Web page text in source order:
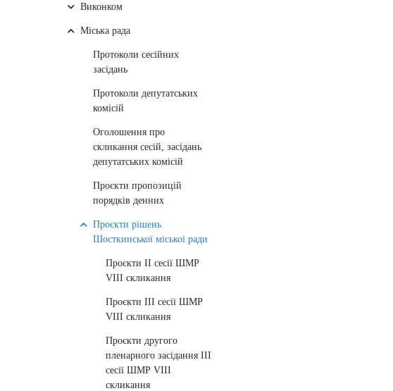
Виконком
Міська рада
Протоколи сесійних
засідань
Протоколи депутатських
комісій
Оголошення про
скликання сесій, засідань
депутатських комісій
Проєкти пропозицій
порядків денних
Проєкти рішень
Шосткинської міськоі ради
Проєкти ІІ сесії ШМР
VIII cкликання
Проєкти ІІІ сесії ШМР
VIII cкликання
Проєкти другого
пленарного засідання III
сесії ШМР VIII
cкликання